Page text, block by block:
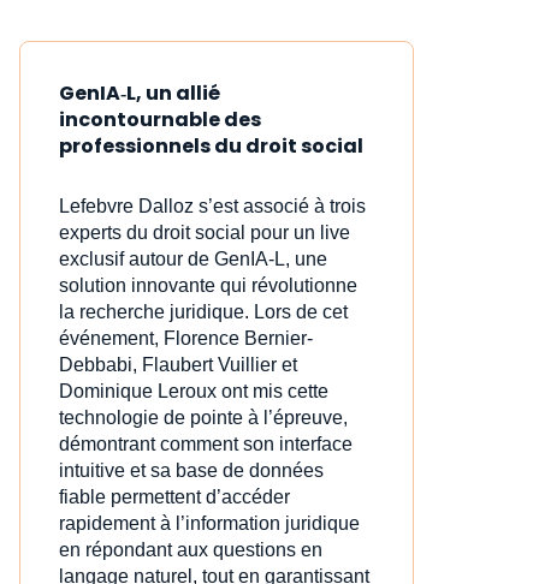
GenIA‑L, un allié
incontournable des
professionnels du droit social
Lefebvre Dalloz s’est associé à trois
experts du droit social pour un live
exclusif autour de GenIA‑L, une
solution innovante qui révolutionne
la recherche juridique. Lors de cet
événement, Florence Bernier-
Debbabi, Flaubert Vuillier et
Dominique Leroux ont mis cette
technologie de pointe à l’épreuve,
démontrant comment son interface
intuitive et sa base de données
fiable permettent d’accéder
rapidement à l’information juridique
en répondant aux questions en
langage naturel, tout en garantissant